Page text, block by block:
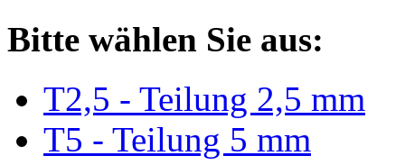
Bitte wählen Sie aus:
T2,5 - Teilung 2,5 mm
T5 - Teilung 5 mm